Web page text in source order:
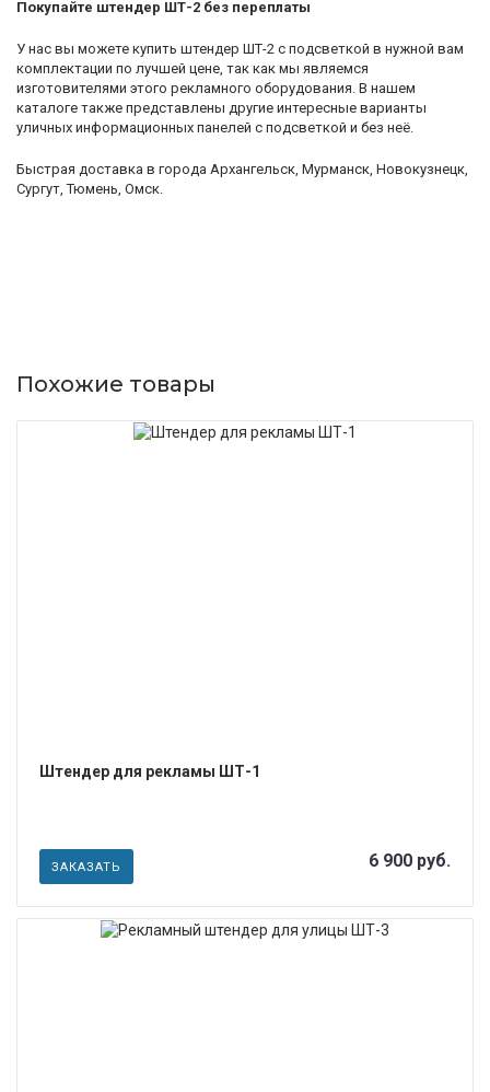
Покупайте штендер ШТ-2 без переплаты
У нас вы можете купить штендер ШТ-2 с подсветкой в нужной вам
комплектации по лучшей цене, так как мы являемся
изготовителями этого рекламного оборудования. В нашем
каталоге также представлены другие интересные варианты
уличных информационных панелей с подсветкой и без неё.
Быстрая доставка в города Архангельск, Мурманск, Новокузнецк,
Сургут, Тюмень, Омск.
Похожие товары
Штендер для рекламы ШТ-1
ЗАКАЗАТЬ 6 900 руб.